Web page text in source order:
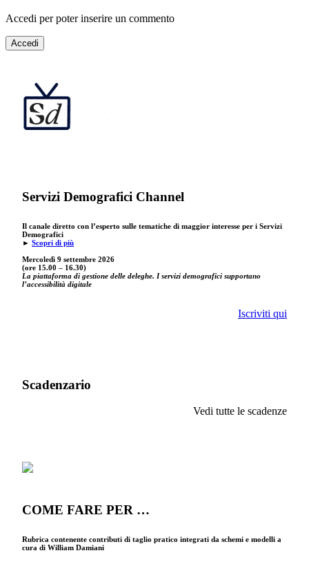
Accedi per poter inserire un commento
Accedi
Servizi Demografici Channel
Il canale diretto con l’esperto sulle tematiche di maggior interesse per i Servizi
Demografici
► Scopri di più
Mercoledì 9 settembre 2026
(ore 15.00 – 16.30)
La piattaforma di gestione delle deleghe. I servizi demografici supportano
l’accessibilità digitale
Iscriviti qui
Scadenzario
Vedi tutte le scadenze
COME FARE PER …
Rubrica contenente contributi di taglio pratico integrati da schemi e modelli a
cura di William Damiani